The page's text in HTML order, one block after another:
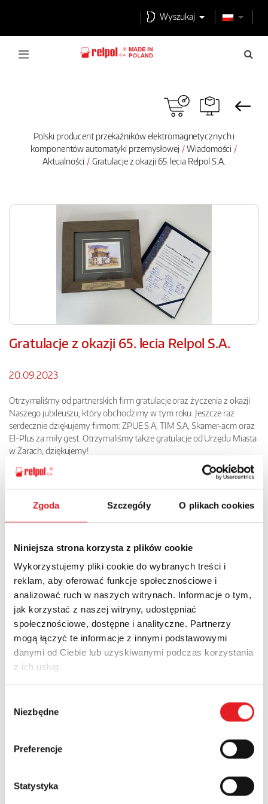
Zgoda Szczegóły O plikach cookies
Niniejsza strona korzysta z plików cookie
Wykorzystujemy pliki cookie do wybranych treści i
reklam, aby oferować funkcje społecznościowe i
analizować ruch w naszych witrynach. Informacje o tym,
jak korzystać z naszej witryny, udostępniać
społecznościowe, dostępne i analityczne. Partnerzy
mogą łączyć te informacje z innymi podstawowymi
danymi od Ciebie lub uzyskiwanymi podczas korzystania
z ich usług.
zgody
Niezbędne
Preferencje
Statystyka
Wyszukaj
Polski producent przekaźników elektromagnetycznych i
komponentów automatyki przemysłowej
Wiadomości
Aktualności
Gratulacje z okazji 65. lecia Relpol S.A.
Gratulacje z okazji 65. lecia Relpol S.A.
20.09.2023
Otrzymaliśmy od partnerskich firm gratulacje oraz życzenia z okazji
Naszego jubileuszu, który obchodzimy w tym roku. Jeszcze raz
serdecznie dziękujemy firmom: ZPUE S.A, TIM S.A, Skamer-acm oraz
El-Plus za miły gest. Otrzymaliśmy także gratulacje od Urzędu Miasta
w Żarach, dziękujemy!
Galeria